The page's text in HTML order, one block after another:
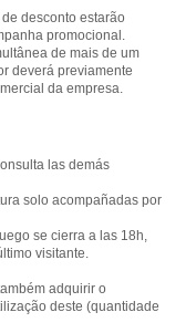
desconto estarão
promocional.
de mais de um
deverá previamente
da empresa.
las demás
solo acompañadas por
se cierra a las 18h,
visitante.
adquirir o
deste (quantidade